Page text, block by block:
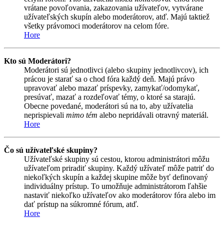
vrátane povoľovania, zakazovania užívateľov, vytvárane
užívateľských skupín alebo moderátorov, atď. Majú taktiež
všetky právomoci moderátorov na celom fóre.
Hore
Kto sú Moderátori?
Moderátori sú jednotlivci (alebo skupiny jednotlivcov), ich
prácou je starať sa o chod fóra každý deň. Majú právo
upravovať alebo mazať príspevky, zamykať/odomykať,
presúvať, mazať a rozdeľovať témy, o ktoré sa starajú.
Obecne povedané, moderátori sú na to, aby užívatelia
neprispievali mimo tém alebo nepridávali otravný materiál.
Hore
Čo sú užívateľské skupiny?
Užívateľské skupiny sú cestou, ktorou administrátori môžu
užívateľom priradiť skupiny. Každý užívateľ môže patriť do
niekoľkých skupín a každej skupine môže byť definovaný
individuálny prístup. To umožňuje administrátorom ľahšie
nastaviť niekoľko užívateľov ako moderátorov fóra alebo im
dať prístup na súkromné fórum, atď.
Hore